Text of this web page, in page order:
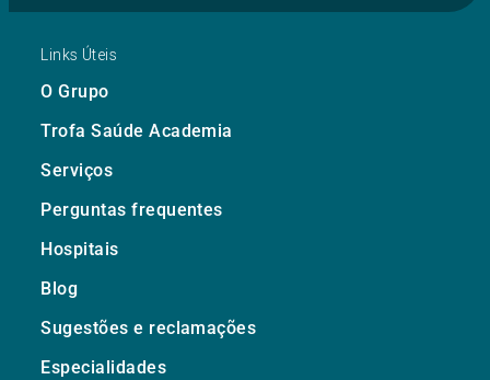
Links Úteis
O Grupo
Trofa Saúde Academia
Serviços
Perguntas frequentes
Hospitais
Blog
Sugestões e reclamações
Especialidades